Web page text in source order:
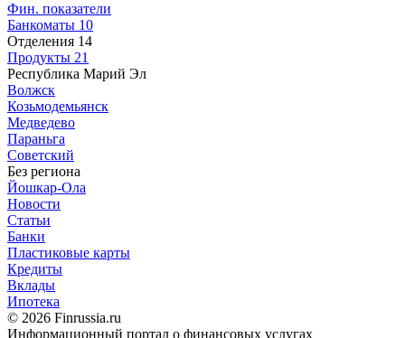
Фин. показатели
Банкоматы 10
Отделения 14
Продукты 21
Республика Марий Эл
Волжск
Козьмодемьянск
Медведево
Параньга
Советский
Без региона
Йошкар-Ола
Новости
Статьи
Банки
Пластиковые карты
Кредиты
Вклады
Ипотека
© 2026 Finrussia.ru
Информационный портал о финансовых услугах